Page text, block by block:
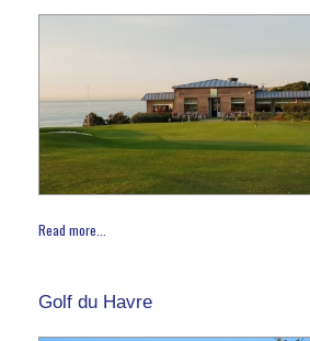
Read more...
Golf du Havre